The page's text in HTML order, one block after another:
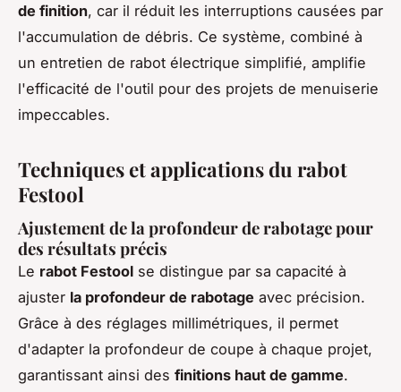
de finition, car il réduit les interruptions causées par
l'accumulation de débris. Ce système, combiné à
un entretien de rabot électrique simplifié, amplifie
l'efficacité de l'outil pour des projets de menuiserie
impeccables.
Techniques et applications du rabot
Festool
Ajustement de la profondeur de rabotage pour
des résultats précis
Le rabot Festool se distingue par sa capacité à
ajuster la profondeur de rabotage avec précision.
Grâce à des réglages millimétriques, il permet
d'adapter la profondeur de coupe à chaque projet,
garantissant ainsi des finitions haut de gamme.